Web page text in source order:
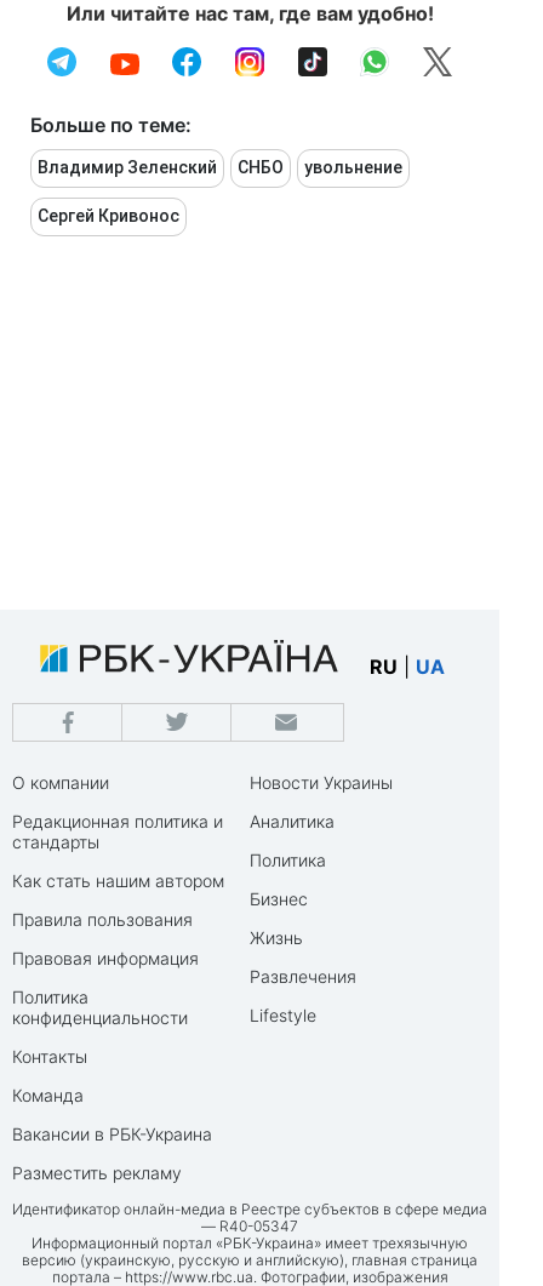
Или читайте нас там, где вам удобно!
Больше по теме:
Владимир Зеленский СНБО увольнение
Сергей Кривонос
RU UA
О компании
Редакционная политика и
стандарты
Как стать нашим автором
Правила пользования
Правовая информация
Политика
конфиденциальности
Контакты
Команда
Вакансии в РБК-Украина
Разместить рекламу
Новости Украины
Аналитика
Политика
Бизнес
Жизнь
Развлечения
Lifestyle
Идентификатор онлайн-медиа в Реестре субъектов в сфере медиа
— R40-05347
Информационный портал «РБК-Украина» имеет трехязычную
версию (украинскую, русскую и английскую), главная страница
портала – https://www.rbc.ua. Фотографии, изображения